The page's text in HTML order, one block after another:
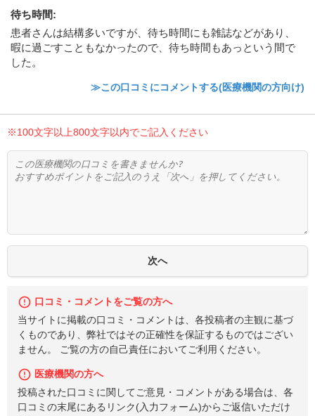
待ち時間:
患者さんは結構多いですが、待ち時間にも雑誌などがあり、
暇に過ごすこともなかったので、待ち時間もあっという間で
した。
≫この口コミにコメントする(医療機関の方向け)
※100文字以上800文字以内でご記入ください
口コミ・コメントをご覧の方へ
当サイトに掲載の口コミ・コメントは、各投稿者の主観に基づ
くものであり、弊社ではその正確性を保証するものではござい
ません。 ご覧の方の自己責任においてご利用ください。
医療機関の方へ
投稿された口コミに関してご意見・コメントがある場合は、各
口コミの末尾にあるリンク(入力フォーム)からご返信いただけ